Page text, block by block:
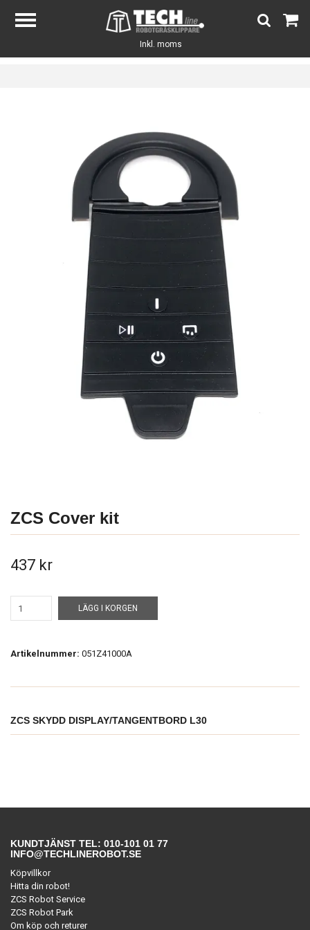
Inkl. moms
ZCS Cover kit
437 kr
LÄGG I KORGEN
Artikelnummer: 051Z41000A
ZCS SKYDD DISPLAY/TANGENTBORD L30
KUNDTJÄNST TEL: 010-101 01 77
INFO@TECHLINEROBOT.SE
Köpvillkor
Hitta din robot!
ZCS Robot Service
ZCS Robot Park
Om köp och returer